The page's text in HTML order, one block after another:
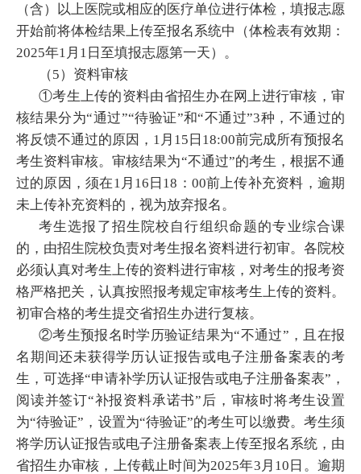
（含）以上医院或相应的医疗单位进行体检，填报志愿
开始前将体检结果上传至报名系统中（体检表有效期：
2025年1月1日至填报志愿第一天）。
（5）资料审核
①考生上传的资料由省招生办在网上进行审核，审
核结果分为“通过”“待验证”和“不通过”3种，不通过的
将反馈不通过的原因，1月15日18:00前完成所有预报名
考生资料审核。审核结果为“不通过”的考生，根据不通
过的原因，须在1月16日18：00前上传补充资料，逾期
未上传补充资料的，视为放弃报名。
考生选报了招生院校自行组织命题的专业综合课
的，由招生院校负责对考生报名资料进行初审。各院校
必须认真对考生上传的资料进行审核，对考生的报考资
格严格把关，认真按照报考规定审核考生上传的资料。
初审合格的考生提交省招生办进行复核。
②考生预报名时学历验证结果为“不通过”，且在报
名期间还未获得学历认证报告或电子注册备案表的考
生，可选择“申请补学历认证报告或电子注册备案表”，
阅读并签订“补报资料承诺书”后，审核时将考生设置
为“待验证”，设置为“待验证”的考生可以缴费。考生须
将学历认证报告或电子注册备案表上传至报名系统，由
省招生办审核，上传截止时间为2025年3月10日。逾期